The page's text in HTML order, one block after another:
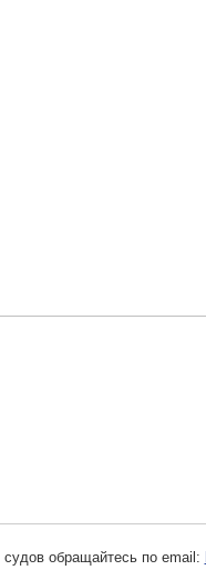
судов обращайтесь по email: